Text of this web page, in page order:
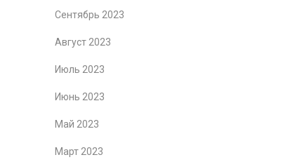
Сентябрь 2023
Август 2023
Июль 2023
Июнь 2023
Май 2023
Март 2023